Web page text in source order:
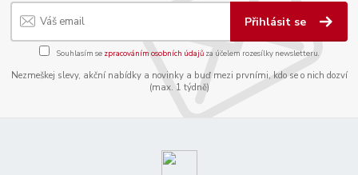
Přihlásit se
Souhlasím se zpracováním osobních údajůza účelem rozesílky newsletteru.
Nezmeškej slevy, akční nabídky a novinky a buď mezi prvními, kdo se o nich dozví
(max. 1 týdně)